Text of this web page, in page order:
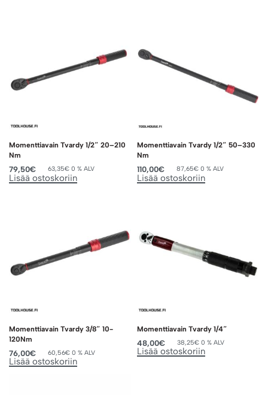
Momenttiavain Tvardy 1/2″ 20–210
Nm
79,50€ 63,35€ 0 % ALV
Lisää ostoskoriin
Momenttiavain Tvardy 1/2″ 50–330
Nm
110,00€ 87,65€ 0 % ALV
Lisää ostoskoriin
Momenttiavain Tvardy 3/8″ 10-
120Nm
76,00€ 60,56€ 0 % ALV
Lisää ostoskoriin
Momenttiavain Tvardy 1/4″
48,00€ 38,25€ 0 % ALV
Lisää ostoskoriin